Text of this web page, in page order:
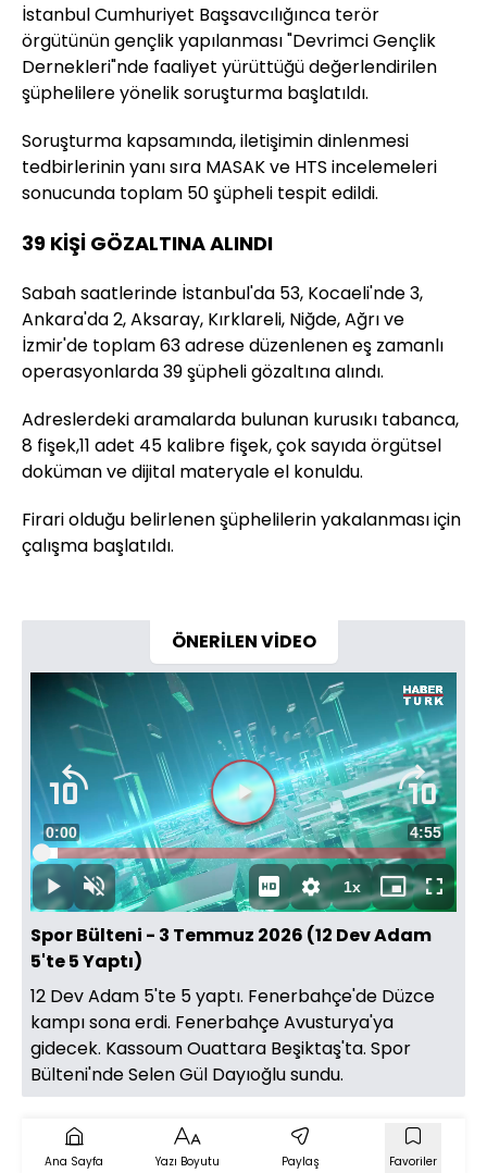
İstanbul Cumhuriyet Başsavcılığınca terör
örgütünün gençlik yapılanması "Devrimci Gençlik
Dernekleri"nde faaliyet yürüttüğü değerlendirilen
şüphelilere yönelik soruşturma başlatıldı.
Soruşturma kapsamında, iletişimin dinlenmesi
tedbirlerinin yanı sıra MASAK ve HTS incelemeleri
sonucunda toplam 50 şüpheli tespit edildi.
39 KİŞİ GÖZALTINA ALINDI
Sabah saatlerinde İstanbul'da 53, Kocaeli'nde 3,
Ankara'da 2, Aksaray, Kırklareli, Niğde, Ağrı ve
İzmir'de toplam 63 adrese düzenlenen eş zamanlı
operasyonlarda 39 şüpheli gözaltına alındı.
Adreslerdeki aramalarda bulunan kurusıkı tabanca,
8 fişek,11 adet 45 kalibre fişek, çok sayıda örgütsel
doküman ve dijital materyale el konuldu.
Firari olduğu belirlenen şüphelilerin yakalanması için
çalışma başlatıldı.
ÖNERİLEN VİDEO
Oynatıcısı
yükleniyor.
Videoyu
Oynat
OynatSesi
Aç
Süre
0:00 Toplam
Süre
4:55
Yüklendi:
4.16%
1xOynatma
Hızı
Mini
oynatıcı
Tam
Ekran
Spor Bülteni - 3 Temmuz 2026 (12 Dev Adam
5'te 5 Yaptı)
12 Dev Adam 5'te 5 yaptı. Fenerbahçe'de Düzce
kampı sona erdi. Fenerbahçe Avusturya'ya
gidecek. Kassoum Ouattara Beşiktaş'ta. Spor
Bülteni'nde Selen Gül Dayıoğlu sundu.
Ana Sayfa Yazı Boyutu Paylaş Favoriler